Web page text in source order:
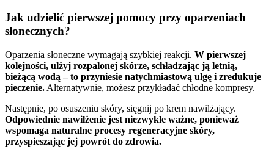
Jak udzielić pierwszej pomocy przy oparzeniach
słonecznych?
Oparzenia słoneczne wymagają szybkiej reakcji. W pierwszej
kolejności, ulżyj rozpalonej skórze, schładzając ją letnią,
bieżącą wodą – to przyniesie natychmiastową ulgę i zredukuje
pieczenie. Alternatywnie, możesz przykładać chłodne kompresy.
Następnie, po osuszeniu skóry, sięgnij po krem nawilżający.
Odpowiednie nawilżenie jest niezwykle ważne, ponieważ
wspomaga naturalne procesy regeneracyjne skóry,
przyspieszając jej powrót do zdrowia.